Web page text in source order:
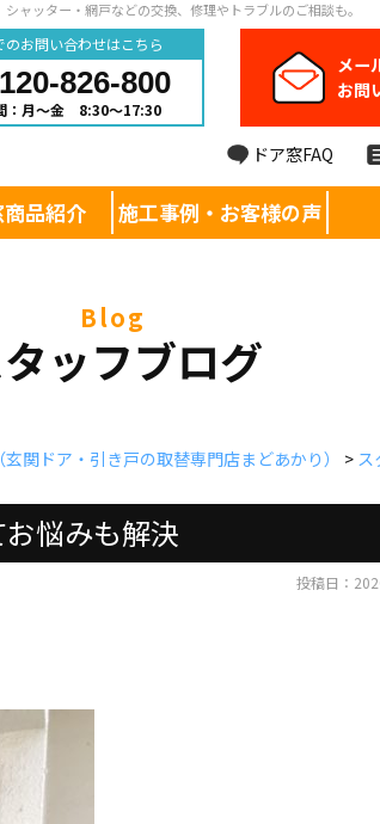
ャッター・網戸などの交換、修理やトラブルのご相談も。
のお問い合わせはこちら
826-800
：月～金 8:30～17:30
メー
お問
ドア窓FAQ
商品紹介 施工事例・お客様の声
blog
ッフブログ
（玄関ドア・引き戸の取替専門店まどあかり） > ス
悩みも解決
投稿日：